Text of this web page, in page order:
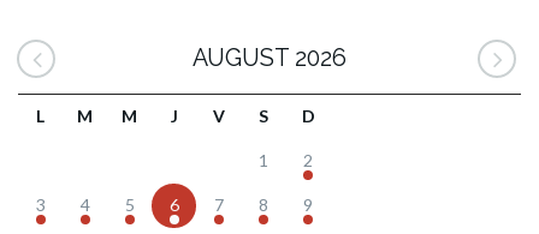
AUGUST 2026
L M M J V S D
1 2
3 4 5 6 7 8 9